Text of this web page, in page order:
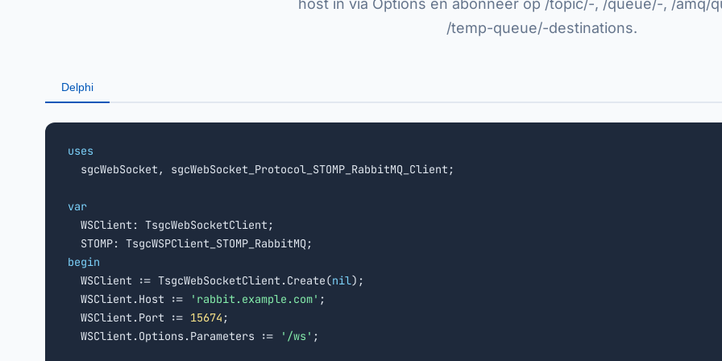
host in via Options en abonneer op /topic/-, /queue/-, /amq/
/temp-queue/-destinations.
Delphi
uses
sgcWebSocket, sgcWebSocket_Protocol_STOMP_RabbitMQ_Client;
var
WSClient: TsgcWebSocketClient;
begin
WSClient := TsgcWebSocketClient.Create(nil);
  WSClient.Host :=
'rabbit.example.com' ;
  WSClient.Port :=
15674 ;
  WSClient.Options.Parameters :=
'/ws' ;